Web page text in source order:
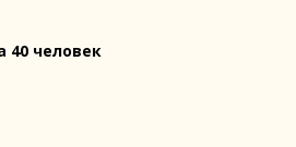
40 человек